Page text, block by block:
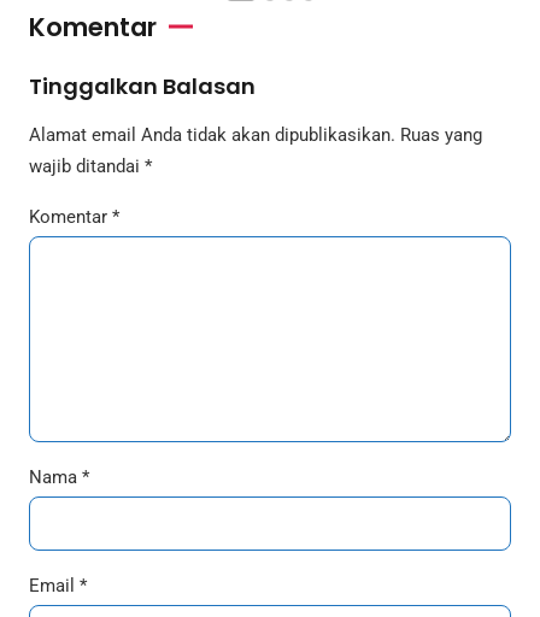
Komentar
Tinggalkan Balasan
Alamat email Anda tidak akan dipublikasikan. Ruas yang
wajib ditandai *
Komentar *
Nama *
Email *